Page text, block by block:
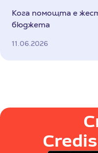
Кога помощта е
бюджета
11.06.2026